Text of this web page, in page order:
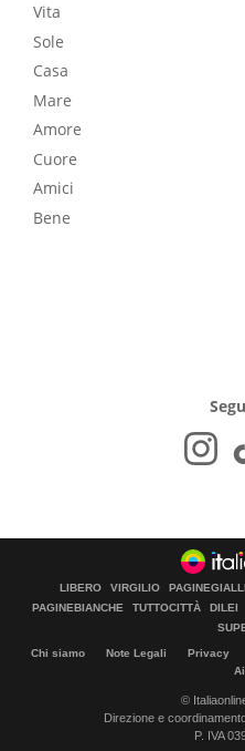
Vita
Sole
Casa
Mare
Amore
Cuore
Amici
Bene
LIBERO VIRGILIO
PAGINEBIANCHE
TUTTOCITTÀ DILEI
Chi siamo Note Legali Privacy
©
Direzione e
P. IVA